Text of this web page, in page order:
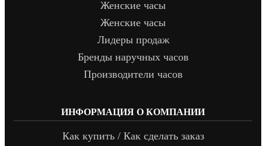
Женские часы
Женские часы
Лидеры продаж
Бренды наручных часов
Производители часов
ИНФОРМАЦИЯ О КОМПАНИИ
Как купить / Как сделать заказ